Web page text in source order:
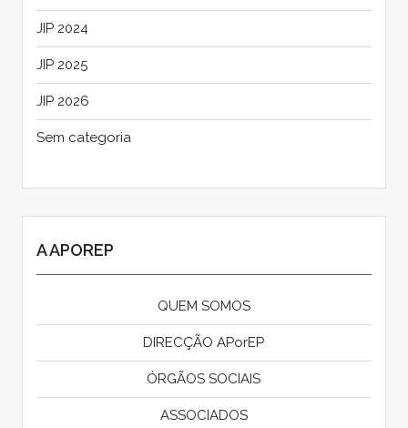
JIP 2024
JIP 2025
JIP 2026
Sem categoria
A APOREP
QUEM SOMOS
DIRECÇÃO APorEP
ÓRGÃOS SOCIAIS
ASSOCIADOS